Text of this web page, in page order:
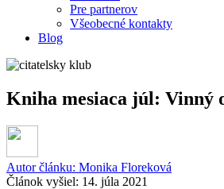
Pre partnerov
Všeobecné kontakty
Blog
Kniha mesiaca júl: Vinný
Autor článku: Monika Floreková
Článok vyšiel: 14. júla 2021